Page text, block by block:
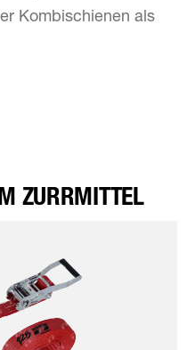
Kombischienen als
ZURRMITTEL